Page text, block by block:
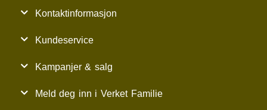
Kontaktinformasjon
Kundeservice
Kampanjer & salg
Meld deg inn i Verket Familie